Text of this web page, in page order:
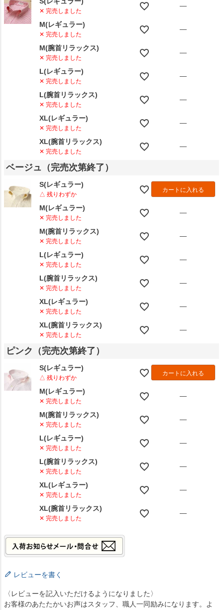
✕ 完売しました
—
M(レギュラー)
✕ 完売しました
—
M(腕首リラックス)
✕ 完売しました
—
L(レギュラー)
✕ 完売しました
—
L(腕首リラックス)
✕ 完売しました
—
XL(レギュラー)
✕ 完売しました
—
XL(腕首リラックス)
✕ 完売しました
—
ベージュ（完売次第終了）
S(レギュラー)
△ 残りわずか
カートに入れる
M(レギュラー)
✕ 完売しました
—
M(腕首リラックス)
✕ 完売しました
—
L(レギュラー)
✕ 完売しました
—
L(腕首リラックス)
✕ 完売しました
—
XL(レギュラー)
✕ 完売しました
—
XL(腕首リラックス)
✕ 完売しました
—
ピンク（完売次第終了）
S(レギュラー)
△ 残りわずか
カートに入れる
M(レギュラー)
✕ 完売しました
—
M(腕首リラックス)
✕ 完売しました
—
L(レギュラー)
✕ 完売しました
—
L(腕首リラックス)
✕ 完売しました
—
XL(レギュラー)
✕ 完売しました
—
XL(腕首リラックス)
✕ 完売しました
—
レビューを書く
〈レビューを記入いただけるようになりました〉
お客様のあたたかいお声はスタッフ、職人一同励みになります。よ